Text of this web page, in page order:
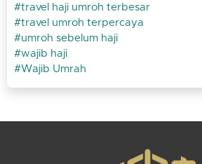
travel haji umroh terbesar
travel umroh terpercaya
umroh sebelum haji
wajib haji
Wajib Umrah